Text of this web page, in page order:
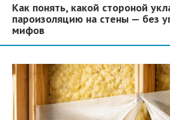
Как понять, какой стороной
пароизоляцию на стены — без
мифов